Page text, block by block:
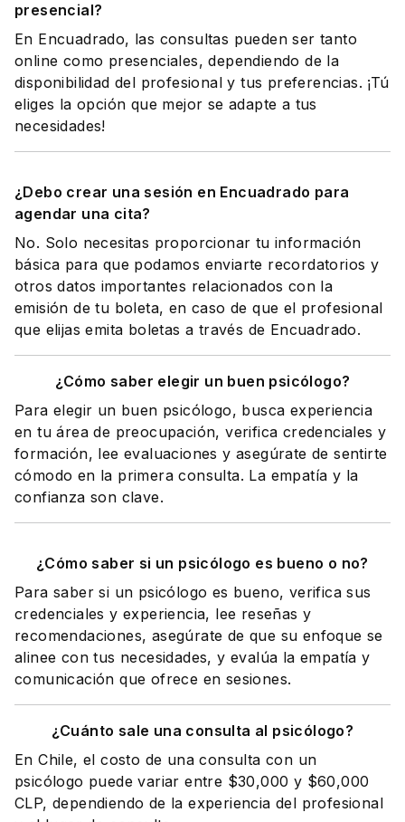
presencial?
En Encuadrado, las consultas pueden ser tanto
online como presenciales, dependiendo de la
disponibilidad del profesional y tus preferencias. ¡Tú
eliges la opción que mejor se adapte a tus
necesidades!
¿Debo crear una sesión en Encuadrado para
agendar una cita?
No. Solo necesitas proporcionar tu información
básica para que podamos enviarte recordatorios y
otros datos importantes relacionados con la
emisión de tu boleta, en caso de que el profesional
que elijas emita boletas a través de Encuadrado.
¿Cómo saber elegir un buen psicólogo?
Para elegir un buen psicólogo, busca experiencia
en tu área de preocupación, verifica credenciales y
formación, lee evaluaciones y asegúrate de sentirte
cómodo en la primera consulta. La empatía y la
confianza son clave.
¿Cómo saber si un psicólogo es bueno o no?
Para saber si un psicólogo es bueno, verifica sus
credenciales y experiencia, lee reseñas y
recomendaciones, asegúrate de que su enfoque se
alinee con tus necesidades, y evalúa la empatía y
comunicación que ofrece en sesiones.
¿Cuánto sale una consulta al psicólogo?
En Chile, el costo de una consulta con un
psicólogo puede variar entre $30,000 y $60,000
CLP, dependiendo de la experiencia del profesional